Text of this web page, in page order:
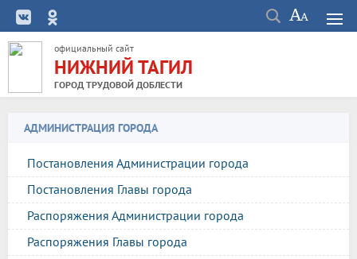
официальный сайт
НИЖНИЙ ТАГИЛ
ГОРОД ТРУДОВОЙ ДОБЛЕСТИ
АДМИНИСТРАЦИЯ ГОРОДА
Постановления Администрации города
Постановления Главы города
Распоряжения Администрации города
Распоряжения Главы города